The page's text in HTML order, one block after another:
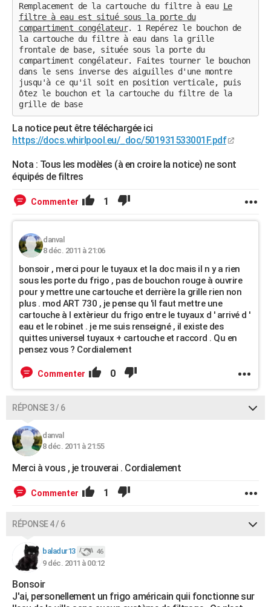
Remplacement de la cartouche du filtre à eau Le
filtre à eau est situé sous la porte du
compartiment congélateur. 1 Repérez le bouchon de
la cartouche du filtre à eau dans la grille
frontale de base, située sous la porte du
compartiment congélateur. Faites tourner le bouchon
dans le sens inverse des aiguilles d'une montre
jusqu'à ce qu'il soit en position verticale, puis
ôtez le bouchon et la cartouche du filtre de la
grille de base
La notice peut être téléchargée ici
https://docs.whirlpool.eu/_doc/501931533001F.pdf
Nota : Tous les modèles (à en croire la notice) ne sont
équipés de filtres
Commenter 1
danval
8 déc. 2011 à 21:06
bonsoir , merci pour le tuyaux et la doc mais il n y a rien
sous les porte du frigo , pas de bouchon rouge à ouvrire
pour y mettre une cartouche et derrière la grille rien non
plus . mod ART 730 , je pense qu 'il faut mettre une
cartouche à l extèrieur du frigo entre le tuyaux d ' arrivé d '
eau et le robinet . je me suis renseigné , il existe des
quittes universel tuyaux + cartouche et raccord . Qu en
pensez vous ? Cordialement
Commenter 0
RÉPONSE 3 / 6
danval
8 déc. 2011 à 21:55
Merci à vous , je trouverai . Cordialement
Commenter 1
RÉPONSE 4 / 6
baladur13 46
9 déc. 2011 à 00:12
Bonsoir
J'ai, personellement un frigo américain quii fonctionne sur